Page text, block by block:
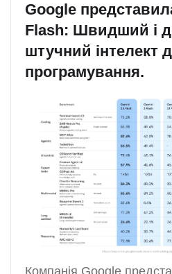
Google
Flash: Швидший і
штучний інтелект
програмування.
Компанія Google